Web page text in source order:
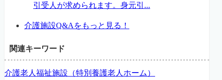
引受人が求められます。身元引...
介護施設Q&Aをもっと見る！
関連キーワード
介護老人福祉施設（特別養護老人ホーム）